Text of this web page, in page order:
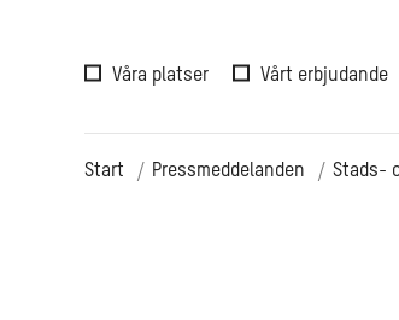
Våra platser Vårt erbjudande
Start Pressmeddelanden Stads-